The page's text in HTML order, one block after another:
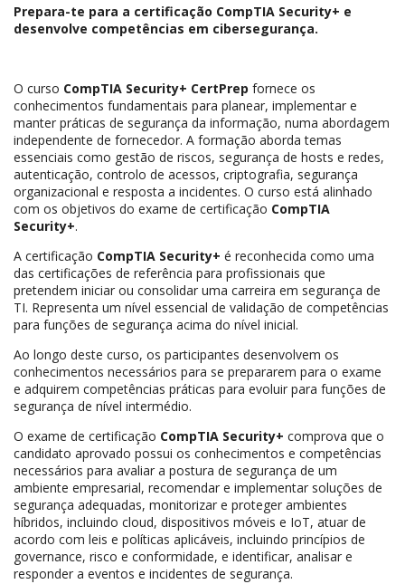
Prepara-te para a certificação CompTIA Security+ e
desenvolve competências em cibersegurança.
O curso CompTIA Security+ CertPrep fornece os
conhecimentos fundamentais para planear, implementar e
manter práticas de segurança da informação, numa abordagem
independente de fornecedor. A formação aborda temas
essenciais como gestão de riscos, segurança de hosts e redes,
autenticação, controlo de acessos, criptografia, segurança
organizacional e resposta a incidentes. O curso está alinhado
com os objetivos do exame de certificação CompTIA
Security+.
A certificação CompTIA Security+ é reconhecida como uma
das certificações de referência para profissionais que
pretendem iniciar ou consolidar uma carreira em segurança de
TI. Representa um nível essencial de validação de competências
para funções de segurança acima do nível inicial.
Ao longo deste curso, os participantes desenvolvem os
conhecimentos necessários para se prepararem para o exame
e adquirem competências práticas para evoluir para funções de
segurança de nível intermédio.
O exame de certificação CompTIA Security+ comprova que o
candidato aprovado possui os conhecimentos e competências
necessários para avaliar a postura de segurança de um
ambiente empresarial, recomendar e implementar soluções de
segurança adequadas, monitorizar e proteger ambientes
híbridos, incluindo cloud, dispositivos móveis e IoT, atuar de
acordo com leis e políticas aplicáveis, incluindo princípios de
governance, risco e conformidade, e identificar, analisar e
responder a eventos e incidentes de segurança.